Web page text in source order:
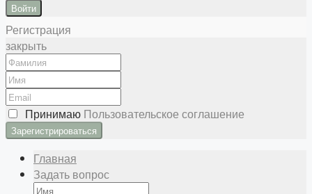
Войти
Регистрация
закрыть
Принимаю Пользовательское соглашение
Главная
Задать вопрос